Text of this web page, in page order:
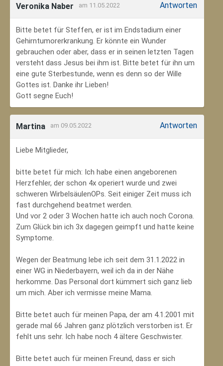
Veronika Naber am 11.05.2022 Antworten
Bitte betet für Steffen, er ist im Endstadium einer
Gehirntumorerkrankung. Er könnte ein Wunder
gebrauchen oder aber, dass er in seinen letzten Tagen
versteht dass Jesus bei ihm ist. Bitte betet für ihn um
eine gute Sterbestunde, wenn es denn so der Wille
Gottes ist. Danke ihr Lieben!
Gott segne Euch!
Martina am 09.05.2022 Antworten
Liebe Mitglieder,
bitte betet für mich: Ich habe einen angeborenen
Herzfehler, der schon 4x operiert wurde und zwei
schweren WirbelsäulenOPs. Seit einiger Zeit muss ich
fast durchgehend beatmet werden.
Und vor 2 oder 3 Wochen hatte ich auch noch Corona.
Zum Glück bin ich 3x dagegen geimpft und hatte keine
Symptome.
Wegen der Beatmung lebe ich seit dem 31.1.2022 in
einer WG in Niederbayern, weil ich da in der Nähe
herkomme. Das Personal dort kümmert sich ganz lieb
um mich. Aber ich vermisse meine Mama.
Bitte betet auch für meinen Papa, der am 4.1.2001 mit
gerade mal 66 Jahren ganz plötzlich verstorben ist. Er
fehlt uns sehr. Ich habe noch 4 ältere Geschwister.
Bitte betet auch für meinen Freund, dass er sich